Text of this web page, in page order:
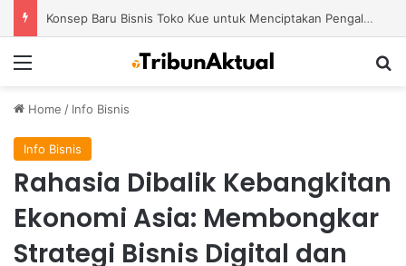
Konsep Baru Bisnis Toko Kue untuk Menciptakan Pengalaman Belanja yang Berbeda
Home / Info Bisnis
Info Bisnis
Rahasia Dibalik Kebangkitan
Ekonomi Asia: Membongkar
Strategi Bisnis Digital dan